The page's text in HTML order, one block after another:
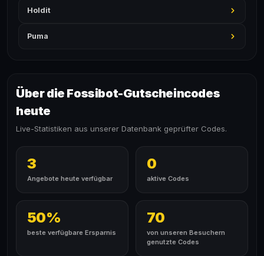
Holdit
Puma
Über die Fossibot-Gutscheincodes
heute
Live-Statistiken aus unserer Datenbank geprüfter Codes.
3
Angebote heute verfügbar
0
aktive Codes
50%
beste verfügbare Ersparnis
70
von unseren Besuchern
genutzte Codes